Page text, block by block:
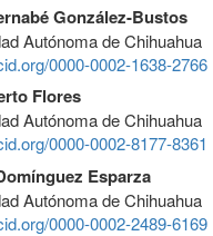
González-Bustos
Autónoma de Chihuahua
0000-0002-1638-2766
Flores
Autónoma de Chihuahua
0000-0002-8177-8361
Esparza
Autónoma de Chihuahua
0000-0002-2489-6169